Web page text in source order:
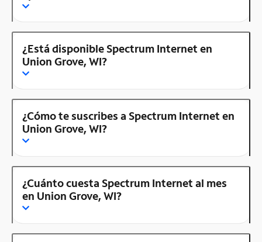
¿Está disponible Spectrum Internet en
Union Grove, WI?
¿Cómo te suscribes a Spectrum Internet en
Union Grove, WI?
¿Cuánto cuesta Spectrum Internet al mes
en Union Grove, WI?